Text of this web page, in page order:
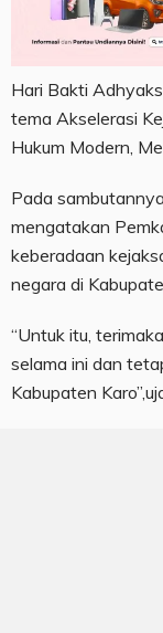
Hari Bakti
tema Akselerasi
Hukum Modern,
Pada
mengatakan
keberadaan
negara di
“Untuk itu,
selama ini dan
Kabupaten